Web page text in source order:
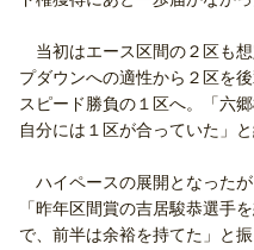
当初はエース区間の２区も
プダウンへの適性から２区を
スピード勝負の１区へ。「六
自分には１区が合っていた」
ハイペースの展開となったが
「昨年区間賞の吉居駿恭選手
で、前半は余裕を持てた」と